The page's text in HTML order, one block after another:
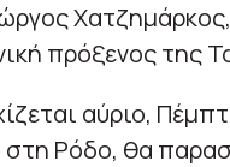
πρόξενος της
αύριο,
Ρόδο, θα